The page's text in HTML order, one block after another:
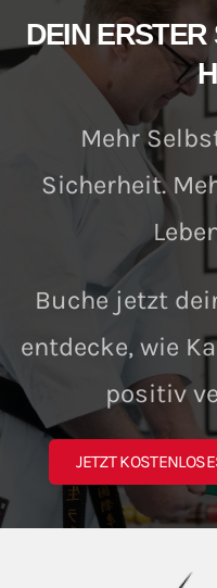
DEIN
Mehr
Sicherheit.
Buche jetzt
entdecke, wie
positiv
JETZT